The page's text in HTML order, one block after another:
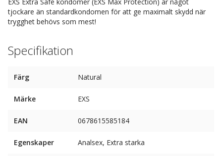
tjockare än standardkondomen för att ge maximalt skydd när
trygghet behövs som mest!
Specifikation
Färg Natural
Märke EXS
EAN 0678615585184
Egenskaper Analsex, Extra starka